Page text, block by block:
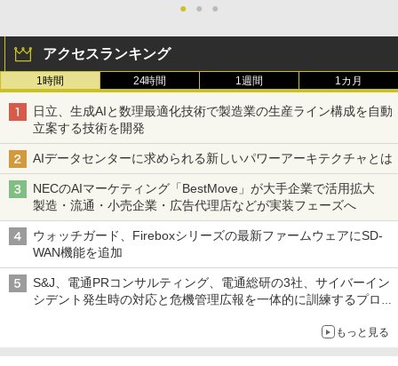
●
● ●
アクセスランキング
1時間 24時間 1週間 1カ月
日立、生成AIと数理最適化技術で製造業の生産ライン構成を自動
立案する技術を開発
AIデータセンターに求められる新しいパワーアーキテクチャとは
NECのAIマーケティング「BestMove」が大手企業で活用拡大
製造・流通・小売企業・広告代理店などが実装フェーズへ
ウォッチガード、Fireboxシリーズの最新ファームウェアにSD-
WAN機能を追加
S&J、電通PRコンサルティング、電通総研の3社、サイバーイン
シデント発生時の対応と危機管理広報を一体的に訓練するプログ
もっと見る